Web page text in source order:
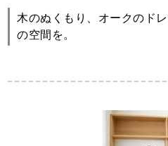
木のぬくもり、オークのド
の空間を。